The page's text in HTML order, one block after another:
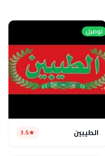
توصيل
الطيبين 3.5